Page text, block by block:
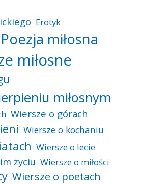
Erotyk
Poezja miłosna
miłosne
miłosnym
Wiersze o górach
Wiersze o kochaniu
Wiersze o lecie
życiu Wiersze o miłości
Wiersze o poetach